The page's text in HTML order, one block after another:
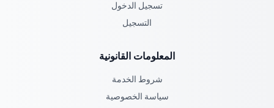
تسجيل الدخول
التسجيل
المعلومات القانونية
شروط الخدمة
سياسة الخصوصية